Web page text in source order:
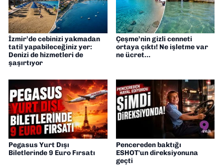
İzmir’de cebinizi yakmadan
tatil yapabileceğiniz yer:
Denizi de hizmetleri de
şaşırtıyor
Çeşme’nin gizli cenneti
ortaya çıktı! Ne işletme var
ne ücret…
Pegasus Yurt Dışı
Biletlerinde 9 Euro Fırsatı
Pencereden baktığı
ESHOT'un direksiyonuna
geçti